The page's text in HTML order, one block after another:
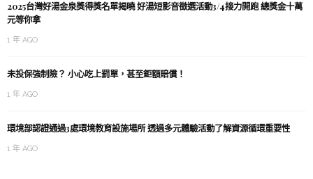
2025台灣好湯金泉獎得獎名單揭曉 好湯短影音徵選活動3/4接力開跑 總獎金十萬
元等你拿
1 年 AGO
未投保強制險？ 小心吃上罰單，甚至鉅額賠償！
1 年 AGO
環境部認證通過3處環境教育設施場所 透過多元體驗活動了解資源循環重要性
1 年 AGO